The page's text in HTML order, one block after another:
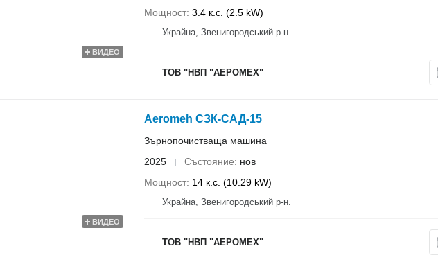
ВИДЕО
Мощност 3.4 к.с. (2.5 kW)
Украйна, Звенигородський р-н.
ТОВ "НВП "АЕРОМЕХ"
ВИДЕО
Aeromeh СЗК-САД-15
Зърнопочистваща машина
2025
Състояние
нов
Мощност 14 к.с. (10.29 kW)
Украйна, Звенигородський р-н.
ТОВ "НВП "АЕРОМЕХ"